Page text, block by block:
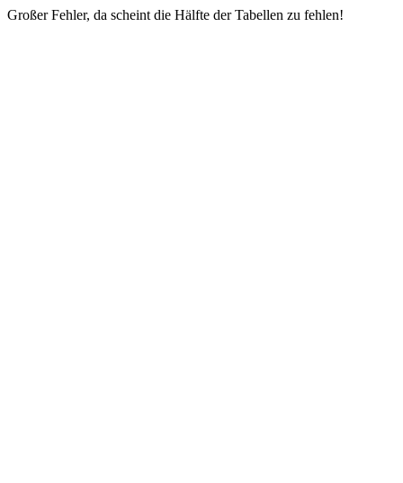
Großer Fehler, da scheint die Hälfte der Tabellen zu fehlen!